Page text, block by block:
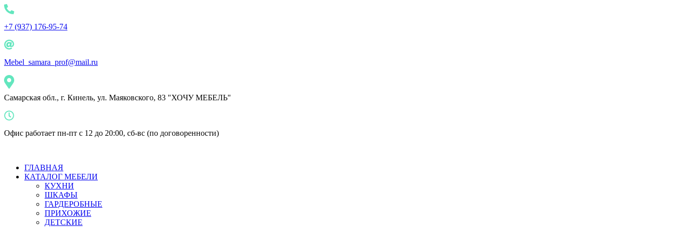
+7 (937) 176-95-74
Mebel_samara_prof@mail.ru
Самарская обл., г. Кинель, ул. Маяковского, 83 "ХОЧУ МЕБЕЛЬ"
Офис работает пн-пт с 12 до 20:00, сб-вс (по договоренности)
ГЛАВНАЯ
КАТАЛОГ МЕБЕЛИ
КУХНИ
ШКАФЫ
ГАРДЕРОБНЫЕ
ПРИХОЖИЕ
ДЕТСКИЕ